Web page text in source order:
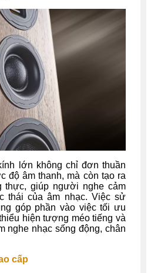
lớn không chỉ đơn thuần
độ âm thanh, mà còn tạo ra
thực, giúp người nghe cảm
thái của âm nhạc. Việc sử
góp phần vào việc tối ưu
hiện tượng méo tiếng và
nghe nhạc sống động, chân
cấp